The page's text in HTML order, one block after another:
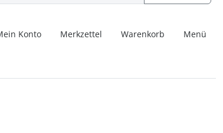
Konto Merkzettel Warenkorb Menü
Zum Vergrößern klicken Sie auf das Bild.